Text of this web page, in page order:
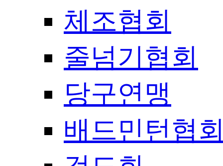
체조협회
줄넘기협회
당구연맹
배드민턴협